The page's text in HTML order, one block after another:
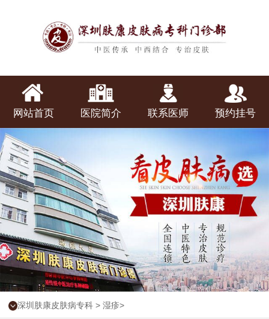
网站首页 医院简介 联系医师 预约挂号
深圳肤康皮肤病专科 >湿疹>